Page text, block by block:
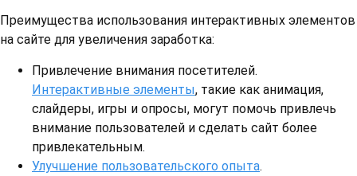
Преимущества использования интерактивных элементов
на сайте для увеличения заработка:
Привлечение внимания посетителей.
Интерактивные элементы, такие как анимация,
слайдеры, игры и опросы, могут помочь привлечь
внимание пользователей и сделать сайт более
привлекательным.
Улучшение пользовательского опыта.